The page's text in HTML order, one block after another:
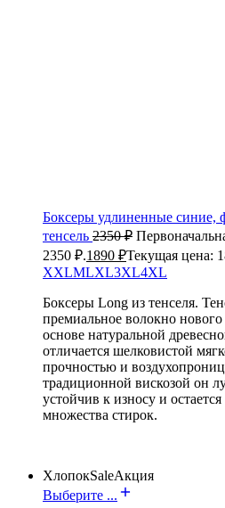
Боксеры удлиненные синие,
тенсель 2350₽
2350 ₽.1890 ₽Текущая цена:
XXLMLXL3XL4XL
Боксеры Long из тенселя.
премиальное волокно
основе натуральной
отличается шелковистой
прочностью и
традиционной вискозой он
устойчив к износу и
множества стирок.
ХлопокSaleАкция
Выберите ...